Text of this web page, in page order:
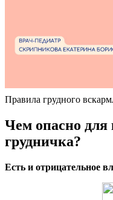
Правила грудного
Чем опасно
грудничка?
Есть и отрицательное